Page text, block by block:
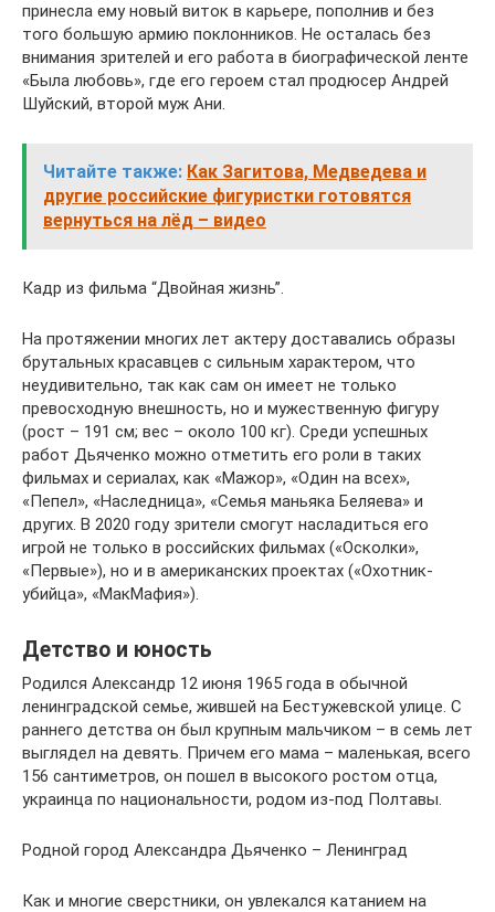
принесла ему новый виток в карьере, пополнив и без
того большую армию поклонников. Не осталась без
внимания зрителей и его работа в биографической ленте
«Была любовь», где его героем стал продюсер Андрей
Шуйский, второй муж Ани.
Читайте также: Как Загитова, Медведева и
другие российские фигуристки готовятся
вернуться на лёд – видео
Кадр из фильма “Двойная жизнь”.
На протяжении многих лет актеру доставались образы
брутальных красавцев с сильным характером, что
неудивительно, так как сам он имеет не только
превосходную внешность, но и мужественную фигуру
(рост – 191 см; вес – около 100 кг). Среди успешных
работ Дьяченко можно отметить его роли в таких
фильмах и сериалах, как «Мажор», «Один на всех»,
«Пепел», «Наследница», «Семья маньяка Беляева» и
других. В 2020 году зрители смогут насладиться его
игрой не только в российских фильмах («Осколки»,
«Первые»), но и в американских проектах («Охотник-
убийца», «МакМафия»).
Детство и юность
Родился Александр 12 июня 1965 года в обычной
ленинградской семье, жившей на Бестужевской улице. С
раннего детства он был крупным мальчиком – в семь лет
выглядел на девять. Причем его мама – маленькая, всего
156 сантиметров, он пошел в высокого ростом отца,
украинца по национальности, родом из-под Полтавы.
Родной город Александра Дьяченко – Ленинград
Как и многие сверстники, он увлекался катанием на